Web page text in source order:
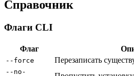
Справочник
Флаги CLI
Флаг
--force Перезаписать
--no-